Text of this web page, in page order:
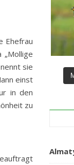
Ehefrau
„Mollige
sie
einst
in den
zu